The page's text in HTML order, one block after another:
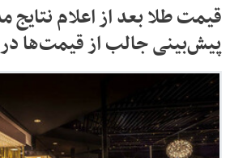
قیمت طلا بعد از اعلام
پیش‌بینی جالب از قیمت‌ها در